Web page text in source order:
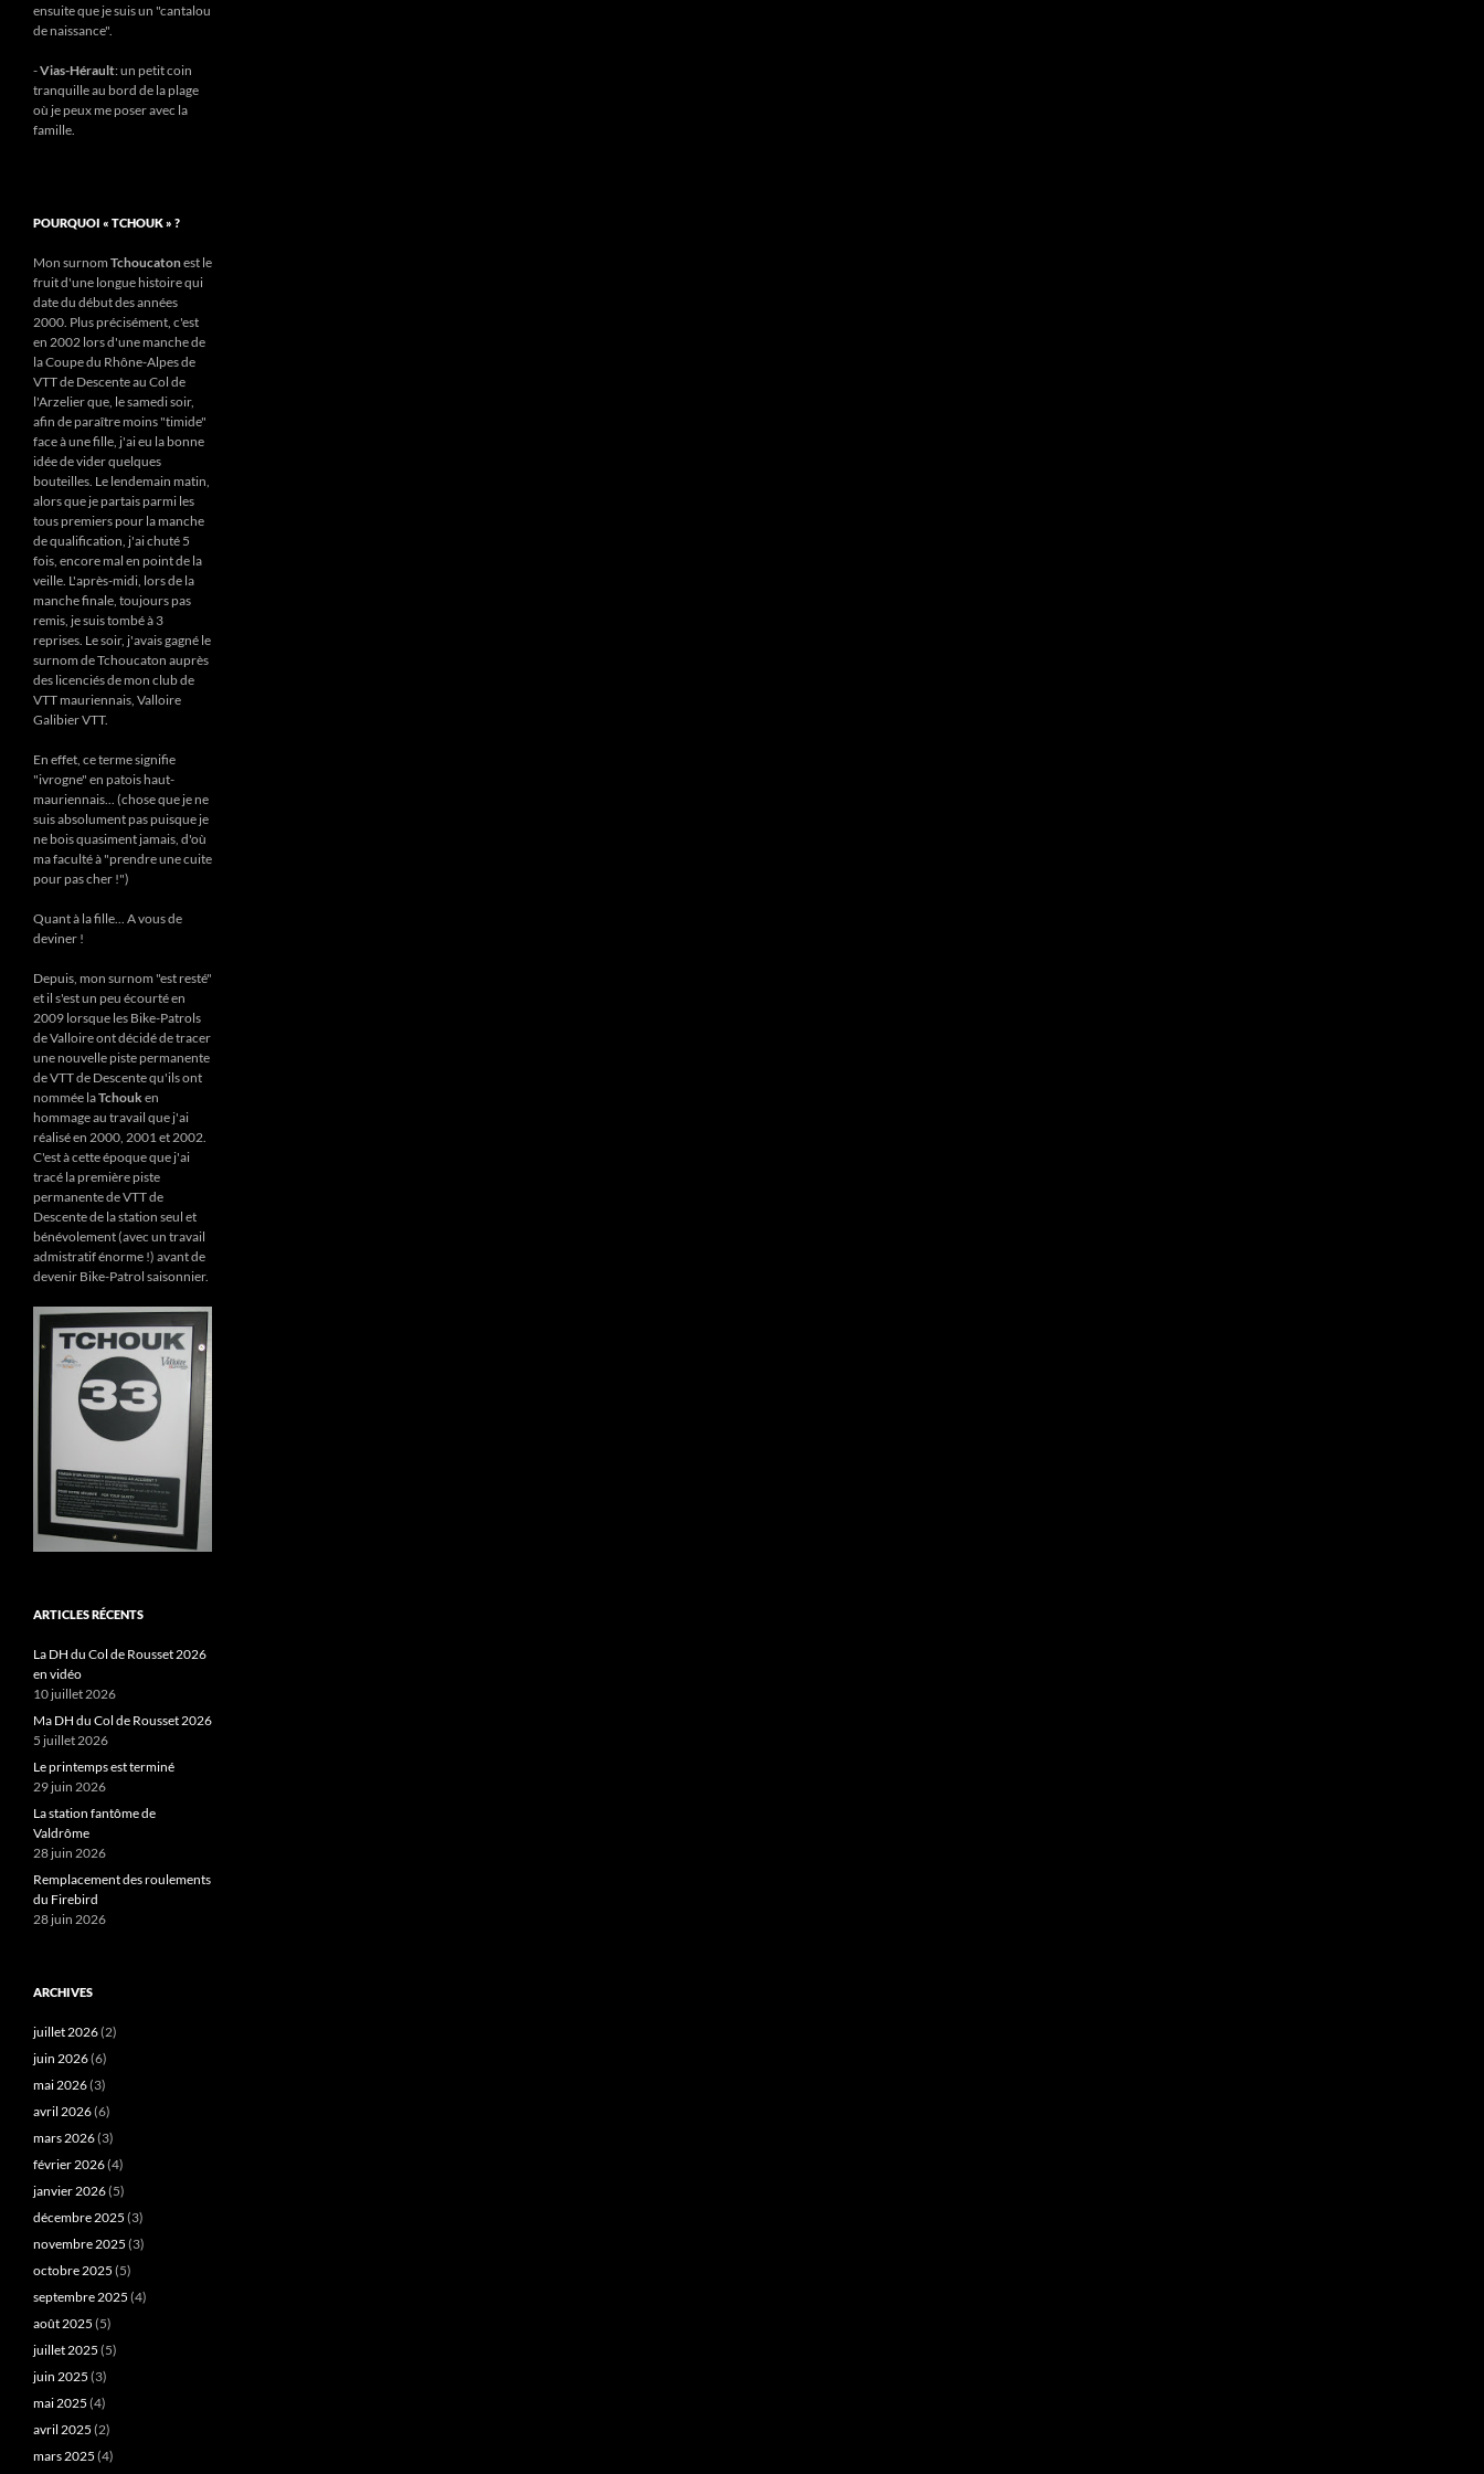
ensuite que je suis un "cantalou
de naissance".
-Vias-Hérault: un petit coin
tranquille au bord de la plage
où je peux me poser avec la
famille.
POURQUOI « TCHOUK » ?
Mon surnom Tchoucatonest le
fruit d'une longue histoire qui
date du début des années
2000. Plus précisément, c'est
en 2002 lors d'une manche de
la Coupe du Rhône-Alpes de
VTT de Descente au Col de
l'Arzelier que, le samedi soir,
afin de paraître moins "timide"
face à une fille, j'ai eu la bonne
idée de vider quelques
bouteilles. Le lendemain matin,
alors que je partais parmi les
tous premiers pour la manche
de qualification, j'ai chuté 5
fois, encore mal en point de la
veille. L'après-midi, lors de la
manche finale, toujours pas
remis, je suis tombé à 3
reprises. Le soir, j'avais gagné le
surnom de Tchoucaton auprès
des licenciés de mon club de
VTT mauriennais, Valloire
Galibier VTT.
En effet, ce terme signifie
"ivrogne" en patois haut-
mauriennais... (chose que je ne
suis absolument pas puisque je
ne bois quasiment jamais, d'où
ma faculté à "prendre une cuite
pour pas cher !")
Quant à la fille... A vous de
deviner !
Depuis, mon surnom "est resté"
et il s'est un peu écourté en
2009 lorsque les Bike-Patrols
de Valloire ont décidé de tracer
une nouvelle piste permanente
de VTT de Descente qu'ils ont
nommée laTchouken
hommage au travail que j'ai
réalisé en 2000, 2001 et 2002.
C'est à cette époque que j'ai
tracé la première piste
permanente de VTT de
Descente de la station seul et
bénévolement (avec un travail
admistratif énorme !) avant de
devenir Bike-Patrol saisonnier.
ARTICLES RÉCENTS
La DH du Col de Rousset 2026
en vidéo
10 juillet 2026
Ma DH du Col de Rousset 2026
5 juillet 2026
Le printemps est terminé
29 juin 2026
La station fantôme de
Valdrôme
28 juin 2026
Remplacement des roulements
du Firebird
28 juin 2026
ARCHIVES
juillet 2026(2)
juin 2026(6)
mai 2026(3)
avril 2026(6)
mars 2026(3)
février 2026(4)
janvier 2026(5)
décembre 2025 (3)
novembre 2025 (3)
octobre 2025 (5)
septembre 2025 (4)
août 2025 (5)
juillet 2025 (5)
juin 2025 (3)
mai 2025 (4)
avril 2025 (2)
mars 2025 (4)